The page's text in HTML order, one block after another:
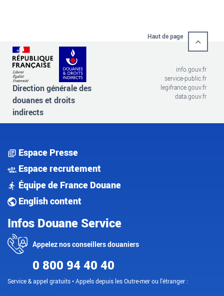
Haut de page
Direction générale des
douanes et droits
indirects
info.gouv.fr
service-public.fr
legifrance.gouv.fr
data.gouv.fr
Espace Presse
Espace recrutement
Équipe de France Douane
English content
Infos Douane Service
Appelez nos conseillers douaniers
0 800 94 40 40
Service & appel gratuits • Appels depuis les Outre-mer ou l'étranger :